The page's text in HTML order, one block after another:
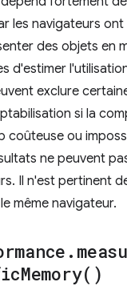
les navigateurs
des objets en
d'estimer
exclure
si la
coûteuse ou
ne peuvent
Il n'est pertinent
même navigateur.
.
Memory( )